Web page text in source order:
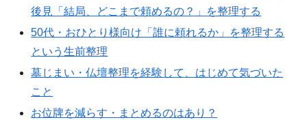
後見「結局、どこまで頼めるの？」を整理する
50代・おひとり様向け「誰に頼れるか」を整理する
という生前整理
墓じまい・仏壇整理を経験して、はじめて気づいた
こと
お位牌を減らす・まとめるのはあり？